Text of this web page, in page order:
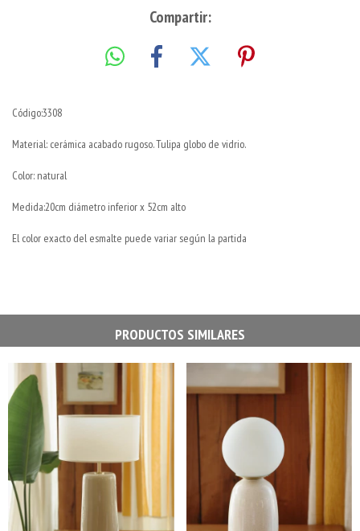
Compartir:
Código:3308
Material: cerámica acabado rugoso. Tulipa globo de vidrio.
Color: natural
Medida:20cm diámetro inferior x 52cm alto
El color exacto del esmalte puede variar según la partida
PRODUCTOS SIMILARES